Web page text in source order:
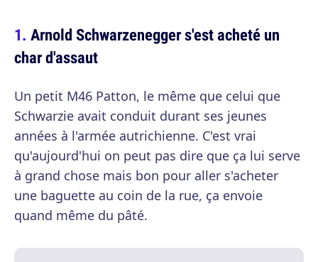
Arnold Schwarzenegger s'est acheté un
char d'assaut
Un petit M46 Patton, le même que celui que
Schwarzie avait conduit durant ses jeunes
années à l'armée autrichienne. C'est vrai
qu'aujourd'hui on peut pas dire que ça lui serve
à grand chose mais bon pour aller s'acheter
une baguette au coin de la rue, ça envoie
quand même du pâté.